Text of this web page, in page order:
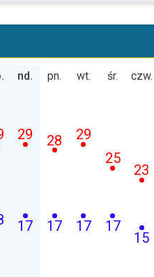
nd.
17
29
pn.
17
28
wt.
17
29
śr.
17
25
czw.
15
23